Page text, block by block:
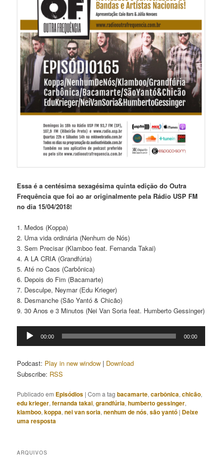
Essa é a centésima sexagésima quinta edição do Outra
Frequência que foi ao ar originalmente pela Rádio USP FM
no dia 15/04/2018!
1. Medos (Koppa)
2. Uma vida ordinária (Nenhum de Nós)
3. Sem Precisar (Klamboo feat. Fernanda Takai)
4. A LA CRIA (Grandfúria)
5. Até no Caos (Carbônica)
6. Depois do Fim (Bacamarte)
7. Desculpe, Neymar (Edu Krieger)
8. Desmanche (São Yantó & Chicão)
9. 30 Anos e 3 Minutos (Nei Van Soria feat. Humberto Gessinger)
Tocador
00:00 00:00
Podcast: Play in new window | Download
Subscribe: RSS
Publicado em Episódios |Com a tagbacamarte,carbônica,chicão,
edu krieger,fernanda takai,grandfúria,humberto gessinger,
klamboo,koppa,nei van soria,nenhum de nós,são yantó | Deixe
uma resposta
ARQUIVOS